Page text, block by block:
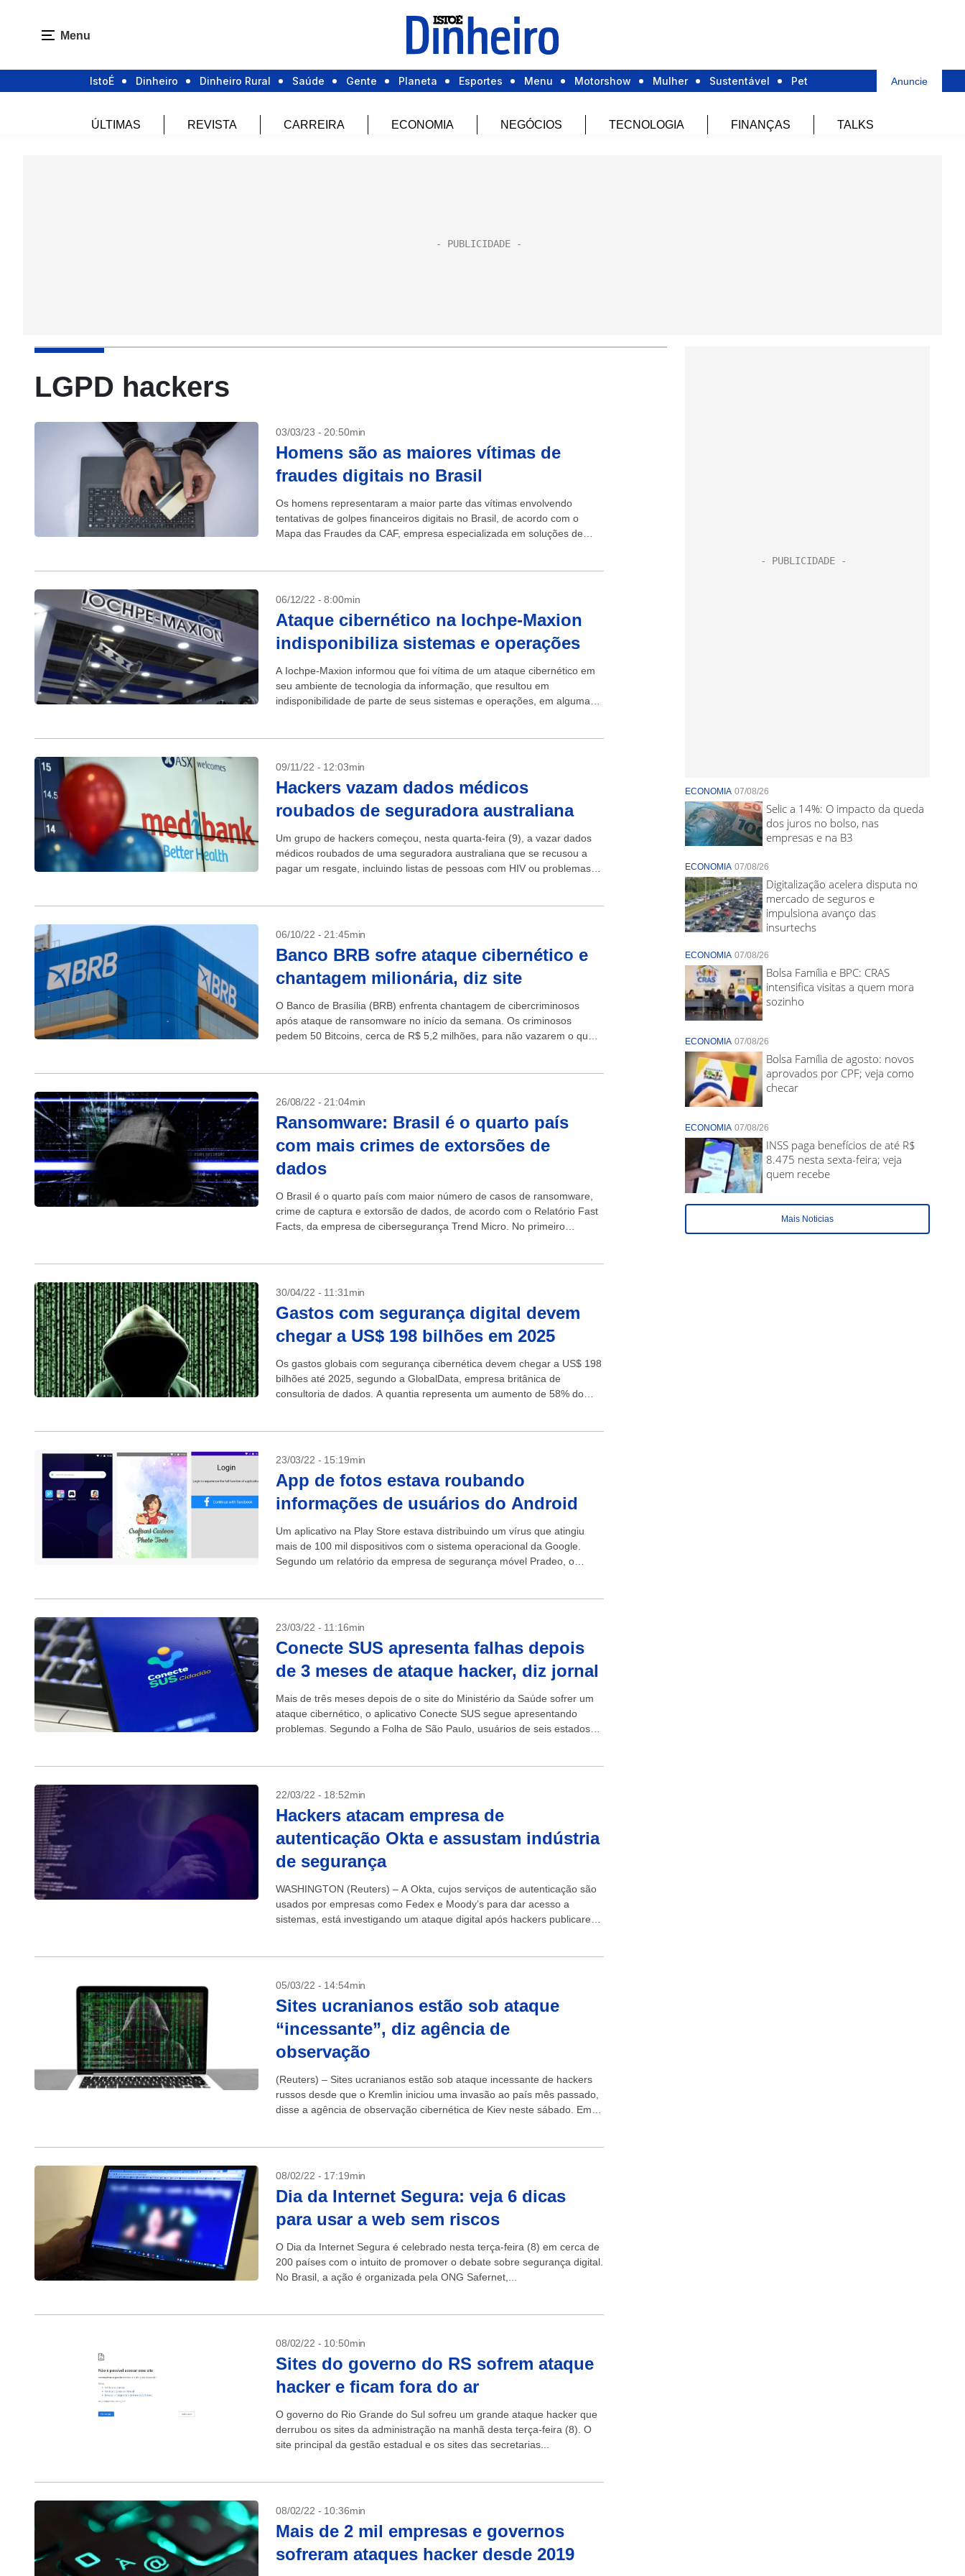
Menu
IstoÉ Dinheiro Dinheiro Rural Saúde Gente Planeta Esportes Menu Motorshow Mulher Sustentável Pet Anuncie
ÚLTIMAS REVISTA CARREIRA ECONOMIA NEGÓCIOS TECNOLOGIA FINANÇAS TALKS
LGPD hackers
03/03/23 - 20:50min
Homens são as maiores vítimas de
fraudes digitais no Brasil
Os homens representaram a maior parte das vítimas envolvendo
tentativas de golpes financeiros digitais no Brasil, de acordo com o
Mapa das Fraudes da CAF, empresa especializada em soluções de
06/12/22 - 8:00min
Ataque cibernético na Iochpe-Maxion
indisponibiliza sistemas e operações
A Iochpe-Maxion informou que foi vítima de um ataque cibernético em
seu ambiente de tecnologia da informação, que resultou em
indisponibilidade de parte de seus sistemas e operações, em algumas
09/11/22 - 12:03min
Hackers vazam dados médicos
roubados de seguradora australiana
Um grupo de hackers começou, nesta quarta-feira (9), a vazar dados
médicos roubados de uma seguradora australiana que se recusou a
pagar um resgate, incluindo listas de pessoas com HIV ou problemas
06/10/22 - 21:45min
Banco BRB sofre ataque cibernético e
chantagem milionária, diz site
O Banco de Brasília (BRB) enfrenta chantagem de cibercriminosos
após ataque de ransomware no início da semana. Os criminosos
pedem 50 Bitcoins, cerca de R$ 5,2 milhões, para não vazarem o que
26/08/22 - 21:04min
Ransomware: Brasil é o quarto país
com mais crimes de extorsões de
dados
O Brasil é o quarto país com maior número de casos de ransomware,
crime de captura e extorsão de dados, de acordo com o Relatório Fast
Facts, da empresa de cibersegurança Trend Micro. No primeiro
30/04/22 - 11:31min
Gastos com segurança digital devem
chegar a US$ 198 bilhões em 2025
Os gastos globais com segurança cibernética devem chegar a US$ 198
bilhões até 2025, segundo a GlobalData, empresa britânica de
consultoria de dados. A quantia representa um aumento de 58% do
23/03/22 - 15:19min
App de fotos estava roubando
informações de usuários do Android
Um aplicativo na Play Store estava distribuindo um vírus que atingiu
mais de 100 mil dispositivos com o sistema operacional da Google.
Segundo um relatório da empresa de segurança móvel Pradeo, o
23/03/22 - 11:16min
Conecte SUS apresenta falhas depois
de 3 meses de ataque hacker, diz jornal
Mais de três meses depois de o site do Ministério da Saúde sofrer um
ataque cibernético, o aplicativo Conecte SUS segue apresentando
problemas. Segundo a Folha de São Paulo, usuários de seis estados
22/03/22 - 18:52min
Hackers atacam empresa de
autenticação Okta e assustam indústria
de segurança
WASHINGTON (Reuters) – A Okta, cujos serviços de autenticação são
usados por empresas como Fedex e Moody’s para dar acesso a
sistemas, está investigando um ataque digital após hackers publicarem
05/03/22 - 14:54min
Sites ucranianos estão sob ataque
“incessante”, diz agência de
observação
(Reuters) – Sites ucranianos estão sob ataque incessante de hackers
russos desde que o Kremlin iniciou uma invasão ao país mês passado,
disse a agência de observação cibernética de Kiev neste sábado. Em
08/02/22 - 17:19min
Dia da Internet Segura: veja 6 dicas
para usar a web sem riscos
O Dia da Internet Segura é celebrado nesta terça-feira (8) em cerca de
200 países com o intuito de promover o debate sobre segurança digital.
No Brasil, a ação é organizada pela ONG Safernet,...
08/02/22 - 10:50min
Sites do governo do RS sofrem ataque
hacker e ficam fora do ar
O governo do Rio Grande do Sul sofreu um grande ataque hacker que
derrubou os sites da administração na manhã desta terça-feira (8). O
site principal da gestão estadual e os sites das secretarias...
08/02/22 - 10:36min
Mais de 2 mil empresas e governos
sofreram ataques hacker desde 2019
ECONOMIA 07/08/26
Selic a 14%: O impacto da queda
dos juros no bolso, nas
empresas e na B3
ECONOMIA 07/08/26
Digitalização acelera disputa no
mercado de seguros e
impulsiona avanço das
insurtechs
ECONOMIA 07/08/26
Bolsa Família e BPC: CRAS
intensifica visitas a quem mora
sozinho
ECONOMIA 07/08/26
Bolsa Família de agosto: novos
aprovados por CPF; veja como
checar
ECONOMIA 07/08/26
INSS paga benefícios de até R$
8.475 nesta sexta-feira; veja
quem recebe
Mais Noticias